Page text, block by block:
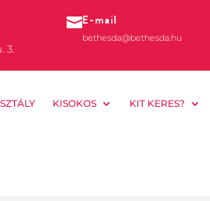
3.
E-mail
bethesda@bethesda.hu
KISOKOS KIT KERES?